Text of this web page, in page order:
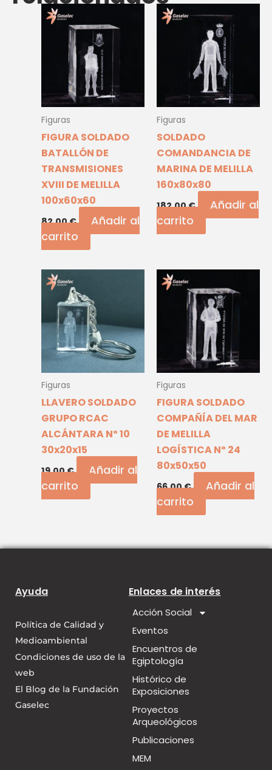
Figuras
FIGURA SOLDADO
BATALLÓN DE
TRANSMISIONES
XVIII DE MELILLA
100x60x60
82,00€
Añadir al
carrito
Figuras
SOLDADO
COMANDANCIA DE
MARINA DE MELILLA
160x80x80
182,00€
Añadir al
carrito
Figuras
LLAVERO SOLDADO
GRUPO RCAC
ALCÁNTARA Nº 10
30x20x15
19,00€
Añadir al
carrito
Figuras
FIGURA SOLDADO
COMPAÑÍA DEL MAR
DE MELILLA
LOGÍSTICA Nº 24
80x50x50
66,00€
Añadir al
carrito
Ayuda
Política de Calidad y
Medioambiental
Condiciones de uso de la
web
El Blog de la Fundación
Gaselec
Enlaces de interés
Acción Social
Eventos
Encuentros de
Egiptología
Histórico de
Exposiciones
Proyectos
Arqueológicos
Publicaciones
MEM